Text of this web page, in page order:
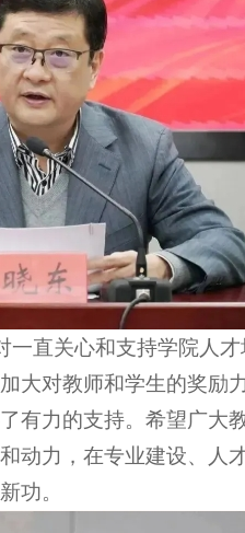
一直关心和支持学院人
大对教师和学生的奖励
有力的支持。希望广大
动力，在专业建设、人
功。